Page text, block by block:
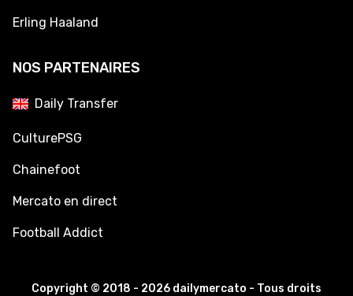
Erling Haaland
NOS PARTENAIRES
Daily Transfer
CulturePSG
Chainefoot
Mercato en direct
Football Addict
Copyright © 2018 - 2026 dailymercato - Tous droits